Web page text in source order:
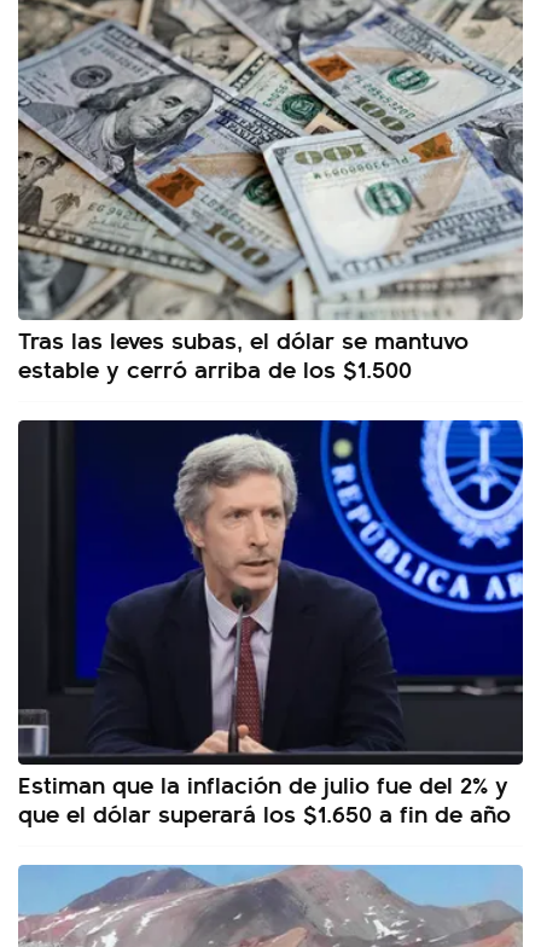
Tras las leves subas, el dólar se mantuvo
estable y cerró arriba de los $1.500
Estiman que la inflación de julio fue del 2% y
que el dólar superará los $1.650 a fin de año